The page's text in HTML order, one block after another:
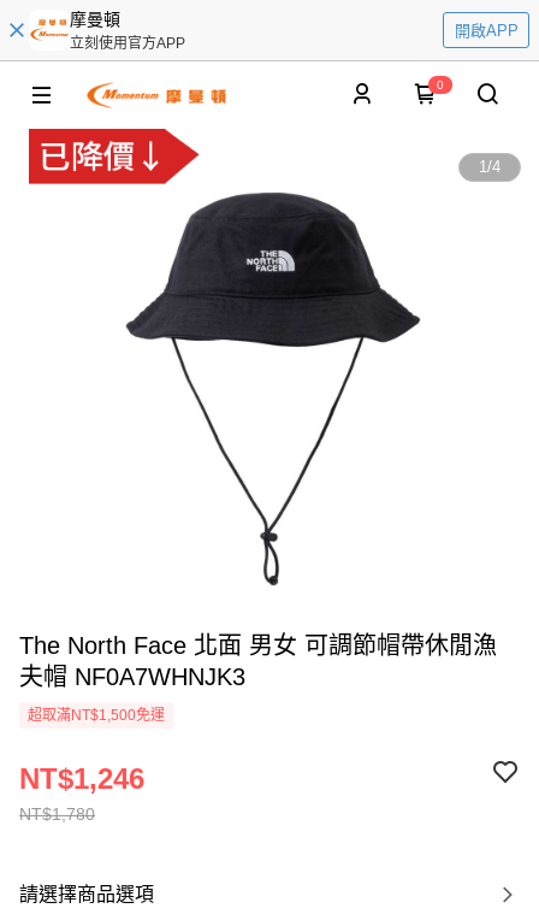
摩曼頓
立刻使用官方APP
開啟APP
0
1/4
The North Face 北面 男女 可調節帽帶休閒漁
夫帽 NF0A7WHNJK3
超取滿NT$1,500免運
NT$1,780
NT$1,246
請選擇商品選項